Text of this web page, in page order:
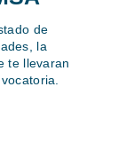
de
la
te llevaran